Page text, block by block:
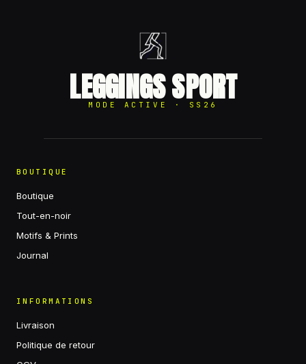
LEGGINGS SPORT
MODE ACTIVE · SS26
BOUTIQUE
Boutique
Tout-en-noir
Motifs & Prints
Journal
INFORMATIONS
Livraison
Politique de retour